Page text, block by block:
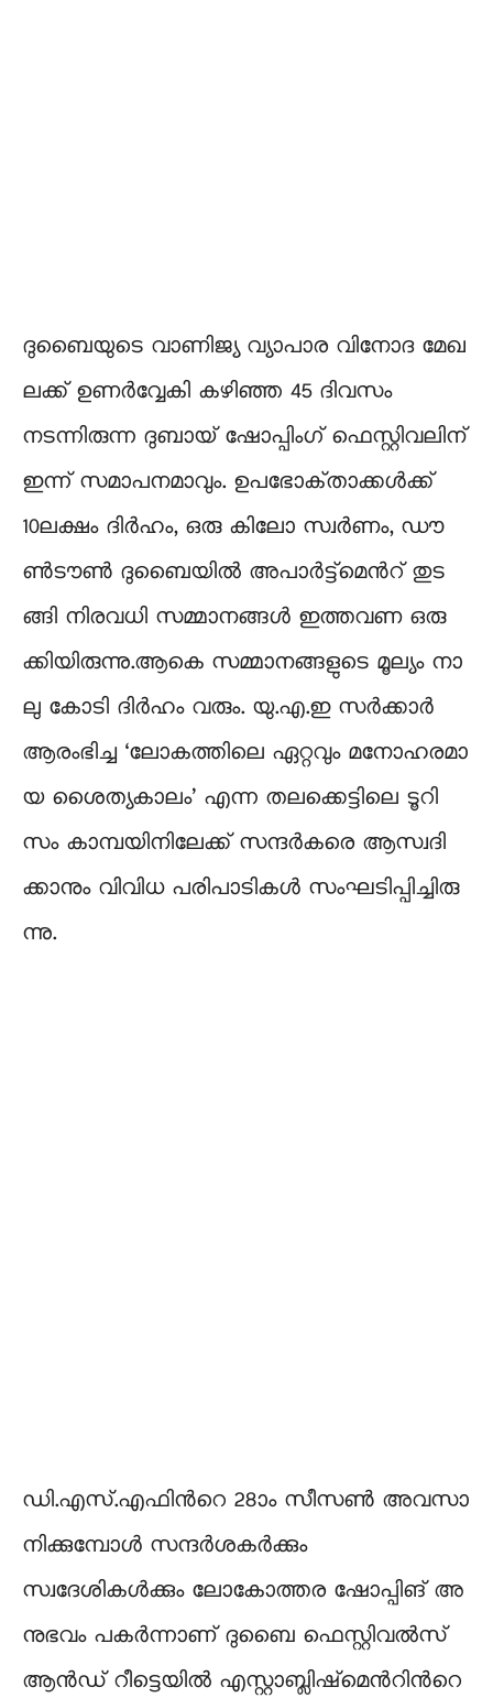
ദു​ബൈ​യു​ടെ വാണിജ്യ വ്യാ​പാ​ര വിനോദ മേ​ഖ​
ല​ക്ക്​ ഉണർവ്വേകി കഴിഞ്ഞ 45 ദിവസം
നടന്നിരുന്ന ദുബായ് ഷോപ്പിംഗ് ഫെ​സ്റ്റി​വ​ലി​ന്​
ഇന്ന് സ​മാ​പ​നമാവും. ഉ​പ​ഭോ​ക്​​താ​ക്ക​ൾ​ക്ക്​
10ല​ക്ഷം ദി​ർ​ഹം, ഒ​രു കി​ലോ സ്വ​ർ​ണം, ഡൗ​
ൺ​ടൗ​ൺ ദു​ബൈ​യി​ൽ അ​പാ​ർ​ട്ട്‌​മെ​ന്‍റ്​ തു​ട​
ങ്ങി നി​ര​വ​ധി സ​മ്മാ​ന​ങ്ങ​ൾ​ ഇ​ത്ത​വ​ണ ഒ​രു​
ക്കി​യി​രു​ന്നു​.ആ​കെ സ​മ്മാ​ന​ങ്ങ​ളു​ടെ മൂ​ല്യം നാ​
ലു കോ​ടി ദി​ർ​ഹം വ​രും. യു.​എ.​ഇ സ​ർ​ക്കാ​ർ
ആ​രം​ഭി​ച്ച ‘ലോ​ക​ത്തി​ലെ ഏ​റ്റ​വും മ​നോ​ഹ​ര​മാ​
യ ശൈ​ത്യ​കാ​ലം’ എ​ന്ന ത​ല​ക്കെ​ട്ടി​ലെ ടൂ​റി​
സം കാ​മ്പ​യി​നി​ലേ​ക്ക്​ സ​ന്ദ​ർ​ക​രെ ആ​സ്വ​ദി​
ക്കാ​നും വി​വി​ധ പ​രി​പാ​ടി​ക​ൾ സം​ഘ​ടി​പ്പി​ച്ചി​രു​
ന്നു.
ഡി.​എ​സ്.​എ​ഫി​ന്‍റെ 28ാം സീ​സ​ൺ അ​വ​സാ​
നി​ക്കുമ്പോൾ സ​ന്ദ​ർ​ശ​ക​ർ​ക്കും
സ്വദേശികൾക്കും ലോ​കോ​ത്ത​ര ഷോ​പ്പി​ങ്​ അ​
നു​ഭ​വം പ​ക​ർ​ന്നാ​ണ്​ ദു​ബൈ ഫെ​സ്റ്റി​വ​ൽ​സ്​
ആ​ൻ​ഡ്​ റീ​ട്ടെ​യി​ൽ എ​സ്റ്റാ​ബ്ലി​ഷ്‌​മെ​ന്‍റി​ന്‍റെ